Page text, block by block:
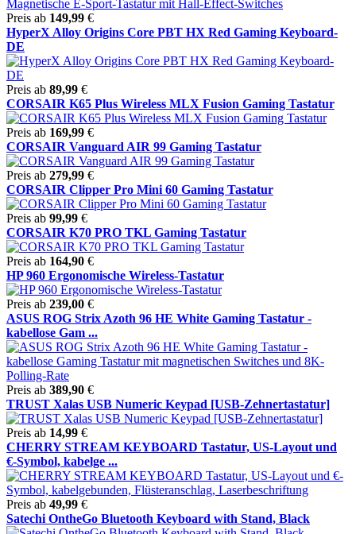
Preis ab 149,99 €
HyperX Alloy Origins Core PBT HX Red Gaming Keyboard-
DE
Preis ab 89,99 €
CORSAIR K65 Plus Wireless MLX Fusion Gaming Tastatur
Preis ab 169,99 €
CORSAIR Vanguard AIR 99 Gaming Tastatur
Preis ab 279,99 €
CORSAIR Clipper Pro Mini 60 Gaming Tastatur
Preis ab 99,99 €
CORSAIR K70 PRO TKL Gaming Tastatur
Preis ab 164,90 €
HP 960 Ergonomische Wireless-Tastatur
Preis ab 239,00 €
ASUS ROG Strix Azoth 96 HE White Gaming Tastatur -
kabellose Gam ...
Preis ab 389,90 €
TRUST Xalas USB Numeric Keypad [USB-Zehnertastatur]
Preis ab 14,99 €
CHERRY STREAM KEYBOARD Tastatur, US-Layout und
€-Symbol, kabelge ...
Preis ab 49,99 €
Satechi OntheGo Bluetooth Keyboard with Stand, Black